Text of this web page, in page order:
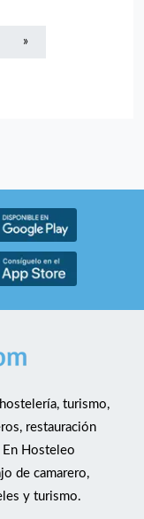
»
turismo,
restauración
En Hosteleo
de camarero,
y turismo.